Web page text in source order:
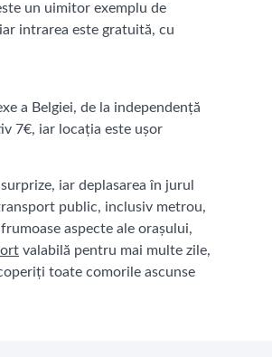
un uimitor exemplu de
intrarea este gratuită, cu
a Belgiei, de la independență
7€, iar locația este ușor
iar deplasarea în jurul
public, inclusiv metrou,
aspecte ale orașului,
valabilă pentru mai multe zile,
toate comorile ascunse